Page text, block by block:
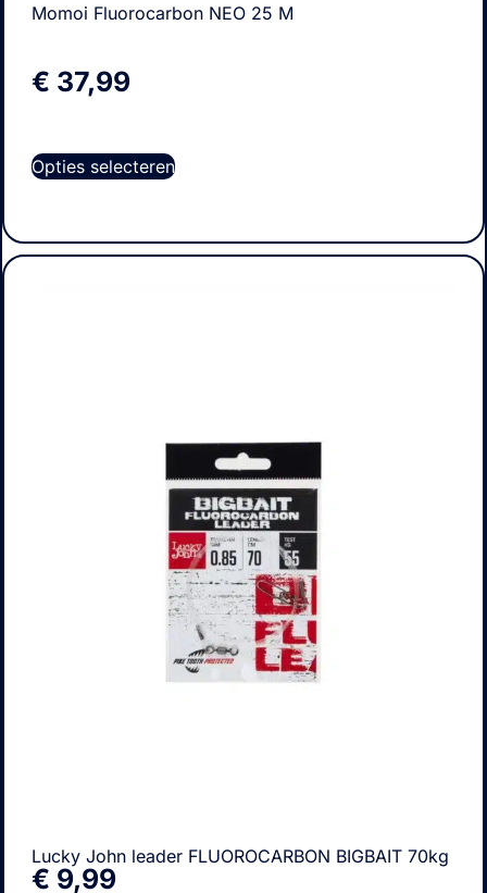
Momoi Fluorocarbon NEO 25 M
€ 37,99
Opties selecteren
Lucky John leader FLUOROCARBON BIGBAIT 70kg
€ 9,99